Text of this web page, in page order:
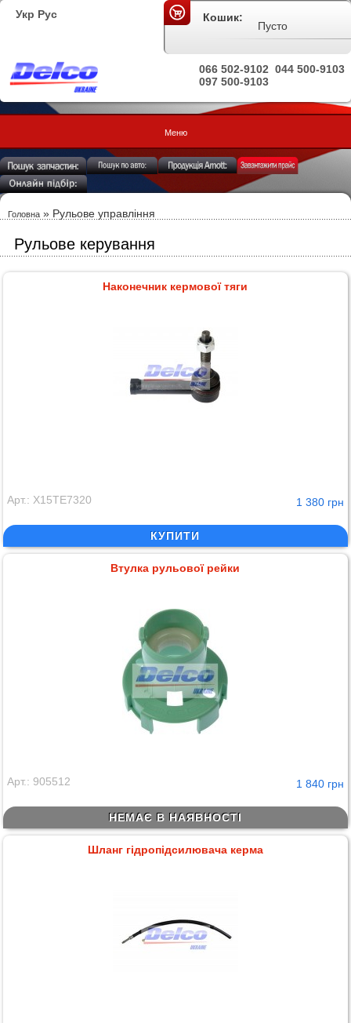
Укр Рус
044 500-9103
066 502-9102
097 500-9103
Кошик:
Пусто
Меню
Головна » Рульове управління
Рульове керування
Наконечник кермової тяги
Арт.: X15TE7320 1 380 грн
КУПИТИ
Втулка рульової рейки
Арт.: 905512 1 840 грн
НЕМАЄ В НАЯВНОСТІ
Шланг гідропідсилювача керма